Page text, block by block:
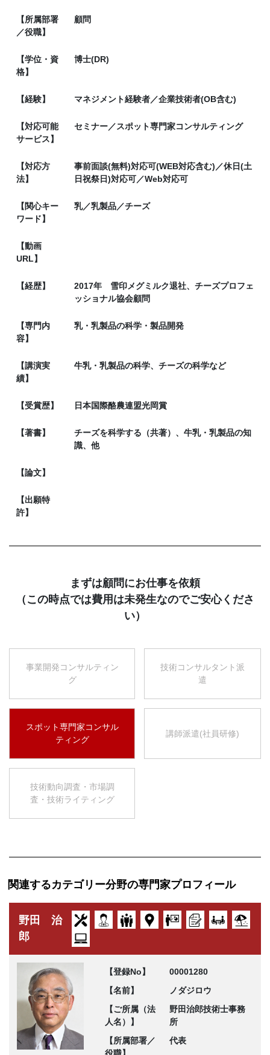
【所属部署
／役職】
顧問
【学位・資
格】
博士(DR)
【経験】 マネジメント経験者／企業技術者(OB含む)
【対応可能
サービス】
セミナー／スポット専門家コンサルティング
【対応方
法】
事前面談(無料)対応可(WEB対応含む)／休日(土
日祝祭日)対応可／Web対応可
【関心キー
ワード】
乳／乳製品／チーズ
【動画
URL】
【経歴】
2017年 雪印メグミルク退社、チーズプロフェ
ッショナル協会顧問
【専門内
容】
乳・乳製品の科学・製品開発
【講演実
績】
牛乳・乳製品の科学、チーズの科学など
【受賞歴】 日本国際酪農連盟光岡賞
【著書】
チーズを科学する（共著）、牛乳・乳製品の知
識、他
【論文】
【出願特
許】
まずは顧問にお仕事を依頼
（この時点では費用は未発生なのでご安心くださ
い）
事業開発コンサルティン
グ
技術コンサルタント派
遣
スポット専門家コンサル
ティング
講師派遣(社員研修)
技術動向調査・市場調
査・技術ライティング
関連するカテゴリー分野の専門家プロフィール
野田 治
郎
【登録No】
00001280
【名前】
ノダジロウ
【ご所属（法
人名）】
野田治郎技術士事務
所
【所属部署／
役職】
代表